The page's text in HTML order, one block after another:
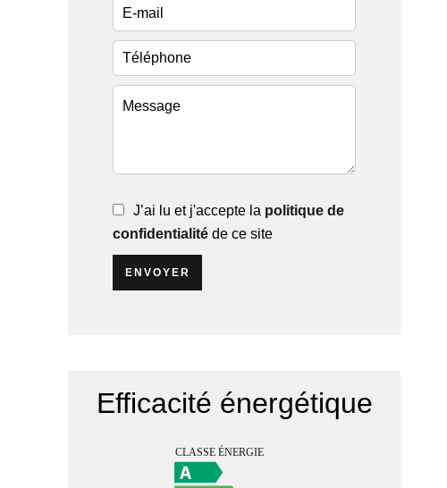
J’ai lu et j'accepte la politique de
confidentialité de ce site
ENVOYER
Efficacité énergétique